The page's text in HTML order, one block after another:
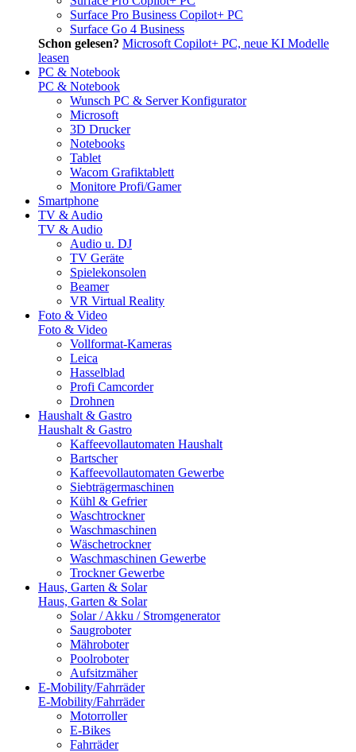
Surface Pro Business Copilot+ PC
Surface Go 4 Business
Schon gelesen? Microsoft Copilot+ PC, neue KI Modelle
leasen
PC & Notebook
PC & Notebook
Wunsch PC & Server Konfigurator
Microsoft
3D Drucker
Notebooks
Tablet
Wacom Grafiktablett
Monitore Profi/Gamer
Smartphone
TV & Audio
TV & Audio
Audio u. DJ
TV Geräte
Spielekonsolen
Beamer
VR Virtual Reality
Foto & Video
Foto & Video
Vollformat-Kameras
Leica
Hasselblad
Profi Camcorder
Drohnen
Haushalt & Gastro
Haushalt & Gastro
Kaffeevollautomaten Haushalt
Bartscher
Kaffeevollautomaten Gewerbe
Siebträgermaschinen
Kühl & Gefrier
Waschtrockner
Waschmaschinen
Wäschetrockner
Waschmaschinen Gewerbe
Trockner Gewerbe
Haus, Garten & Solar
Haus, Garten & Solar
Solar / Akku / Stromgenerator
Saugroboter
Mähroboter
Poolroboter
Aufsitzmäher
E-Mobility/Fahrräder
E-Mobility/Fahrräder
Motorroller
E-Bikes
Fahrräder